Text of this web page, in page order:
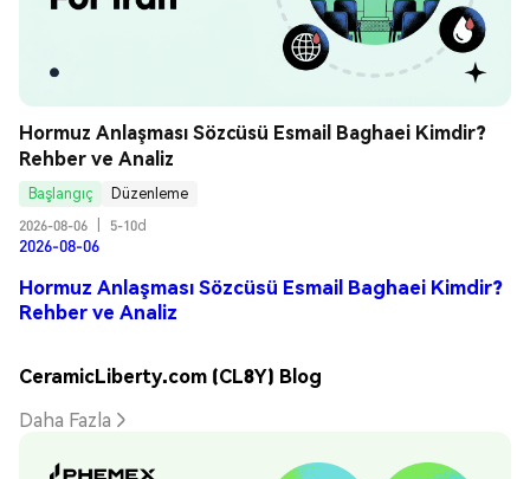
Hormuz Anlaşması Sözcüsü Esmail Baghaei Kimdir?
Rehber ve Analiz
Başlangıç
Düzenleme
2026-08-06
5-10d
2026-08-06
Hormuz Anlaşması Sözcüsü Esmail Baghaei Kimdir?
Rehber ve Analiz
CeramicLiberty.com (CL8Y) Blog
Daha Fazla